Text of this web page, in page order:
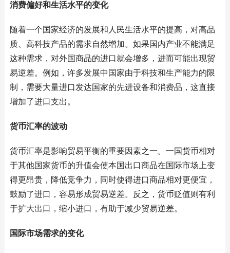
消费偏好和生活水平的变化
随着一个国家经济的发展和人民生活水平的提高，对高品
质、高科技产品的需求自然增加。如果国内产业不能满足
这种需求，对外国商品的进口就会增多，进而可能出现贸
易逆差。例如，许多发展中国家由于科技和生产能力的限
制，需要大量进口发达国家的先进设备和消费品，这直接
增加了进口支出。
货币汇率的波动
货币汇率是影响贸易平衡的重要因素之一。一国货币相对
于其他国家货币的升值会使本国出口商品在国际市场上变
得更昂贵，降低竞争力，同时使得进口商品相对更便宜，
鼓励了进口，容易形成贸易逆差。反之，货币贬值则有利
于扩大出口，缩小进口，有助于减少贸易逆差。
国际市场需求的变化